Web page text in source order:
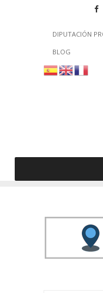
DIPUTACIÓN
BLOG